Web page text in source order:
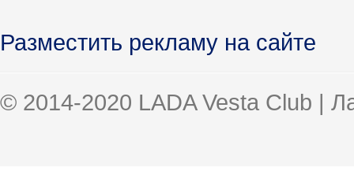
Разместить рекламу на сайте
© 2014-2020 LADA Vesta Club |